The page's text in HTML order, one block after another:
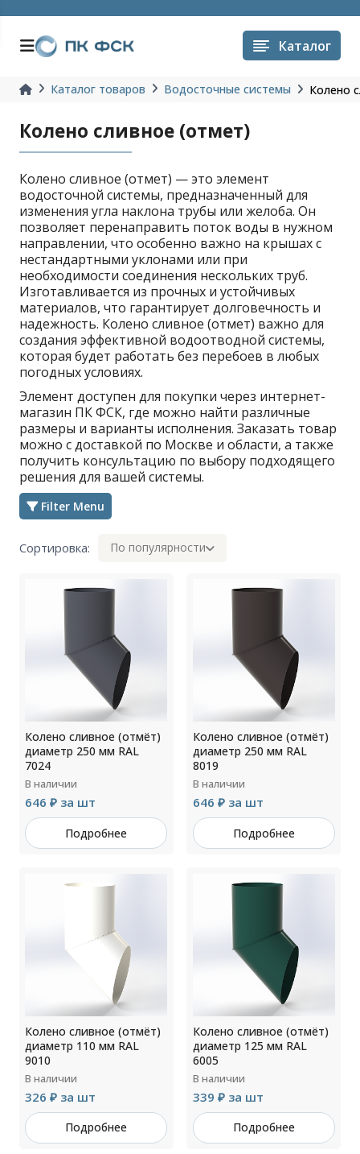
Каталог
Каталог товаров Водосточные системы Колено
Колено сливное (отмет)
Колено сливное (отмет) — это элемент
водосточной системы, предназначенный для
изменения угла наклона трубы или желоба. Он
позволяет перенаправить поток воды в нужном
направлении, что особенно важно на крышах с
нестандартными уклонами или при
необходимости соединения нескольких труб.
Изготавливается из прочных и устойчивых
материалов, что гарантирует долговечность и
надежность. Колено сливное (отмет) важно для
создания эффективной водоотводной системы,
которая будет работать без перебоев в любых
погодных условиях.
Элемент доступен для покупки через интернет-
магазин ПК ФСК, где можно найти различные
размеры и варианты исполнения. Заказать товар
можно с доставкой по Москве и области, а также
получить консультацию по выбору подходящего
решения для вашей системы.
Filter Menu
Сортировка: По популярности
Колено сливное (отмёт)
диаметр 250 мм RAL
7024
В наличии
646 ₽ за шт
Подробнее
Колено сливное (отмёт)
диаметр 250 мм RAL
8019
В наличии
646 ₽ за шт
Подробнее
Колено сливное (отмёт)
диаметр 110 мм RAL
9010
В наличии
326 ₽ за шт
Подробнее
Колено сливное (отмёт)
диаметр 125 мм RAL
6005
В наличии
339 ₽ за шт
Подробнее